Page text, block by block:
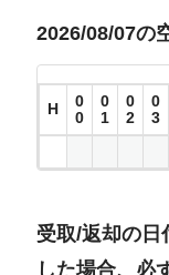
2026/08/07の
H
0
0
0
1
0
2
0
3
受取/返却の日
した場合、必